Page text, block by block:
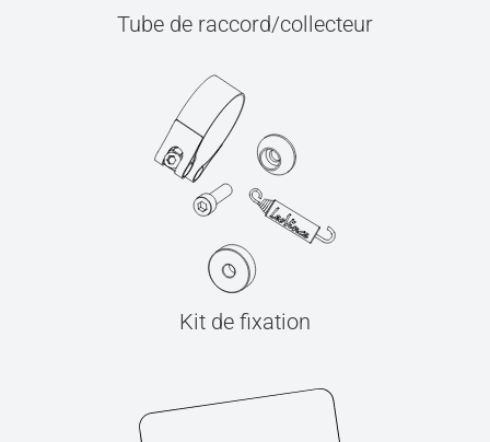
Tube de raccord/collecteur
Kit de fixation